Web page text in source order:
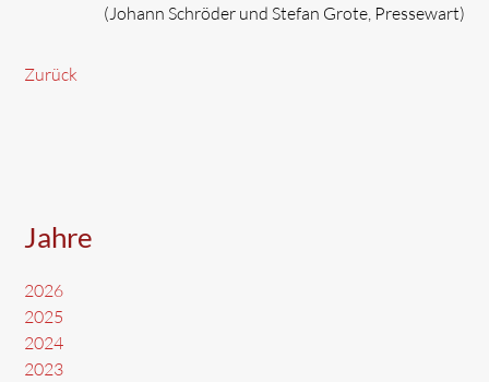
(Johann Schröder und Stefan Grote, Pressewart)
Zurück
Jahre
2026
2025
2024
2023